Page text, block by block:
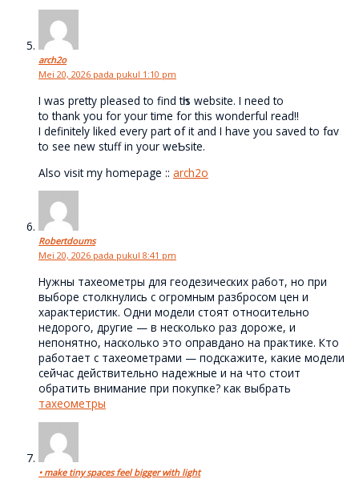
arch2o
Mei 20, 2026 pada pukul 1:10 pm
I was pretty pleased to find tһis website. I need to
to thank you for your time for this wonderful read!!
I definitely likеd every part օf it and I have you saved to fɑv
to sеe new stuff in your weƄsite.
Also visit my homepage :: arch2o
Robertdoums
Mei 20, 2026 pada pukul 8:41 pm
Нужны тахеометры для геодезических работ, но при
выборе столкнулись с огромным разбросом цен и
характеристик. Одни модели стоят относительно
недорого, другие — в несколько раз дороже, и
непонятно, насколько это оправдано на практике. Кто
работает с тахеометрами — подскажите, какие модели
сейчас действительно надежные и на что стоит
обратить внимание при покупке? как выбрать
тахеометры
• make tiny spaces feel bigger with light